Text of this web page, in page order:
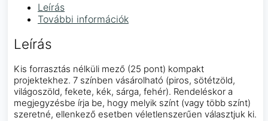
Leírás
További információk
Leírás
Kis forrasztás nélküli mező (25 pont) kompakt
projektekhez. 7 színben vásárolható (piros, sötétzöld,
világoszöld, fekete, kék, sárga, fehér). Rendeléskor a
megjegyzésbe írja be, hogy melyik színt (vagy több színt)
szeretné, ellenkező esetben véletlenszerűen választjuk ki.